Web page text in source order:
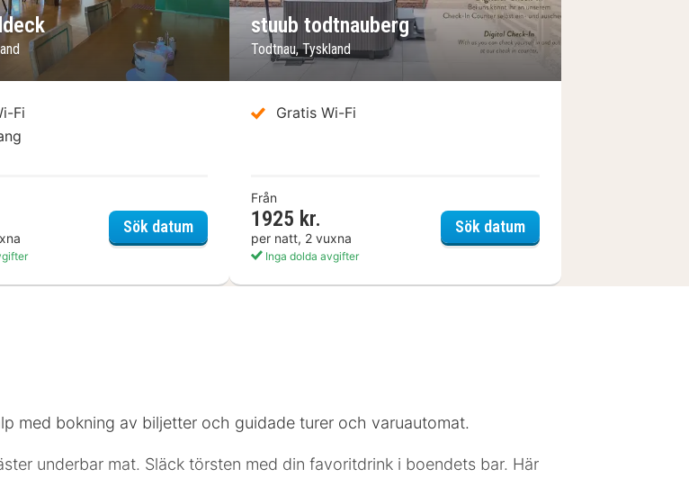
Fi
Sök datumHotel Waldeck
stuub todtnauberg
Todtnau, Tyskland
Gratis Wi-Fi
Från
1925 kr.
per natt, 2 vuxna
Inga dolda avgifter
Sök datumstuub todtnauberg
med bokning av biljetter och guidade turer och varuautomat.
underbar mat. Släck törsten med din favoritdrink i boendets bar. Här